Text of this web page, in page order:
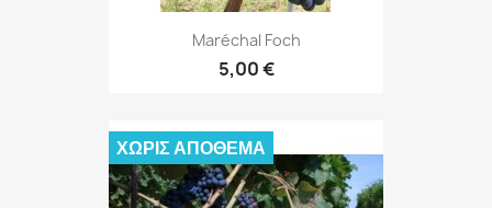
Maréchal Foch
5,00 €
ΧΩΡΊΣ ΑΠΌΘΕΜΑ